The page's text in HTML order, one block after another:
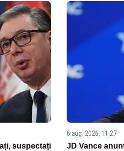
suspectați
6 aug. 2026, 11:27
JD Vance